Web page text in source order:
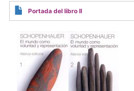
Portada del libro II